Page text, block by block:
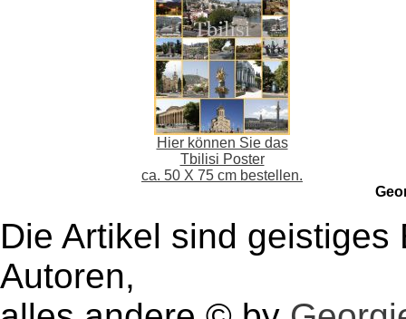
Hier können Sie das
Tbilisi Poster
ca. 50 X 75 cm bestellen.
Die Artikel sind
Autoren,